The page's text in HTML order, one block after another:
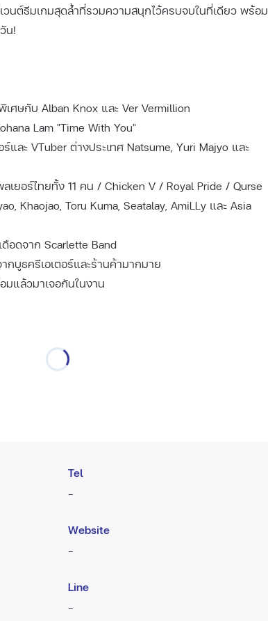
วนต์ธีมเกมสุดล้ำที่รวมความสนุกไว้ครบจบในที่เดียว พร้อม
น!
เศษกับ Alban Knox และ Ver Vermillion
Lam "Time With You"
และ VTuber ต่างประเทศ Natsume, Yuri Majyo และ
เยอร์ไทยทั้ง 11 คน / Chicken V / Royal Pride / Qurse
Khaojao, Toru Kuma, Seatalay, AmiLLy และ Asia
อดจาก Scarlette Band
กบูธครีเอเตอร์และร้านค้ามากมาย
แล้วมาเจอกันในงาน
Tel
-
Website
-
Line
-